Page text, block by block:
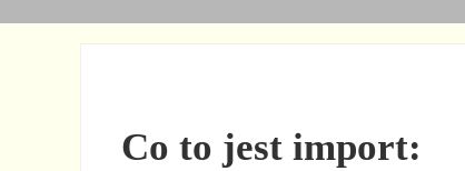
Co to jest import: